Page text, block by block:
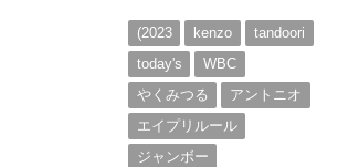
ブ(2023 kenzo
tandoori
today's
WBC
やくみつる
アントニオ
エイプリルール
ジャンボー